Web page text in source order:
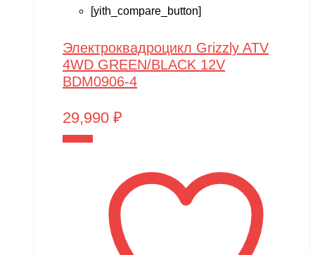
[yith_compare_button]
Электроквадроцикл Grizzly ATV
4WD GREEN/BLACK 12V
BDM0906-4
29,990 ₽